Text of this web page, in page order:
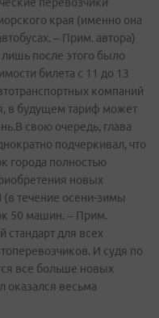
края (именно она
– Прим. автора)
после этого было
билета с 11 до 13
компаний
в будущем тариф может
свою очередь, глава
подчеркивал, что
города полностью
новых
течение осени-зимы
50 машин. – Прим.
стандарт для всех
И судя по
все больше новых
оказался весьма